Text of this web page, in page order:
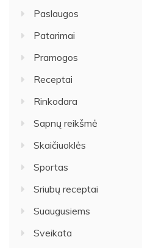
Paslaugos
Patarimai
Pramogos
Receptai
Rinkodara
Sapnų reikšmė
Skaičiuoklės
Sportas
Sriubų receptai
Suaugusiems
Sveikata